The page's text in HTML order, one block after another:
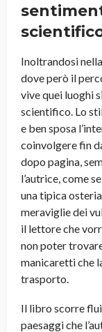
Inoltrandosi
dove però il
vive quei luoghi
scientifico. Lo
e ben sposa
coinvolgere fin
dopo pagina,
l’autrice, come
una tipica
meraviglie dei
il lettore che
non poter
manicaretti che
trasporto.
Il libro scorre
paesaggi che